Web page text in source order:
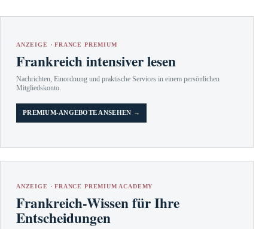
ANZEIGE · FRANCE PREMIUM
Frankreich intensiver lesen
Nachrichten, Einordnung und praktische Services in einem persönlichen
Mitgliedskonto.
PREMIUM-ANGEBOTE ANSEHEN →
ANZEIGE · FRANCE PREMIUM ACADEMY
Frankreich-Wissen für Ihre
Entscheidungen